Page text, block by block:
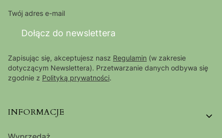
Twój adres e-mail
Dołącz do newslettera
Zapisując się, akceptujesz nasz Regulamin (w zakresie
dotyczącym Newslettera). Przetwarzanie danych odbywa się
zgodnie z Polityką prywatności.
Linki w stopce
INFORMACJE